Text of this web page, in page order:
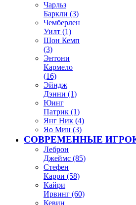
Чарльз
Баркли (3)
Чемберлен
Уилт (1)
Шон Кемп
(3)
Энтони
Кармело
(16)
Эйндж
Дэнни (1)
Юинг
Патрик (1)
Янг Ник (4)
Яо Мин (3)
СОВРЕМЕННЫЕ
Леброн
Джеймс (85)
Стефен
Карри (58)
Кайри
Ирвинг (60)
Кевин